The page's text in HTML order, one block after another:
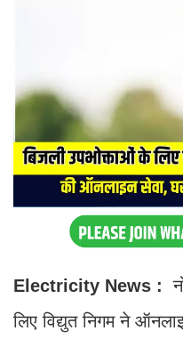
Electricity News :
लिए विद्युत निगम ने